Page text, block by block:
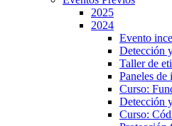
2025
2024
Evento
Detección
Taller de
Paneles
Curso:
Detección
Curso: